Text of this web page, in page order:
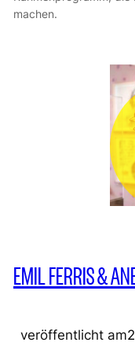
machen.
EMIL FERRIS &
veröffentlicht am